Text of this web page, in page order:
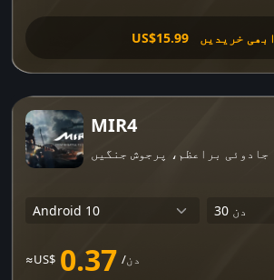
US$15.99 ابھی خریدیں
MIR4
جادوئی براعظم، پرجوش جنگیں
≈US$ 0.37 /دن